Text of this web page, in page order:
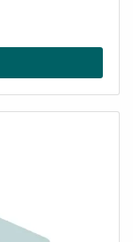
et module
avec de
de service
Hz 6,75 V CC
10 m selon les
de
10 produits via
du dernier
derniers jours
heure de la
et temps de